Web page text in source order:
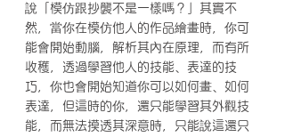
說「模仿跟抄襲不是一樣嗎？」其實不
然，當你在模仿他人的作品繪畫時，你可
能會開始動腦，解析其內在原理，而有所
收穫，透過學習他人的技能、表達的技
巧，你也會開始知道你可以如何畫、如何
表達，但這時的你，還只能學習其外觀技
能，而無法摸透其深意時，只能說這還只